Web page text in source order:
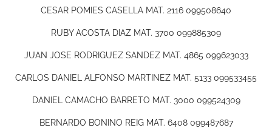
CESAR POMIES CASELLA MAT. 2116 099508640
RUBY ACOSTA DIAZ MAT. 3700 099885309
JUAN JOSE RODRIGUEZ SANDEZ MAT. 4865 099623033
CARLOS DANIEL ALFONSO MARTINEZ MAT. 5133 099533455
DANIEL CAMACHO BARRETO MAT. 3000 099524309
BERNARDO BONINO REIG MAT. 6408 099487687